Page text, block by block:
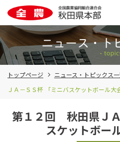
トップページ ニュース・トピックス
ＪＡ－ＳＳ杯 「ミニバスケットボール大
第１２回 秋田県Ｊ
スケットボー